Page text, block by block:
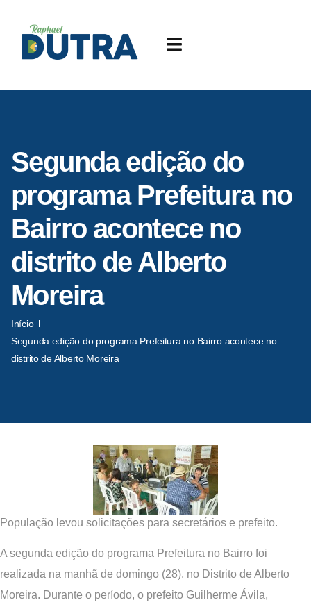
Segunda edição do
programa Prefeitura no
Bairro acontece no
distrito de Alberto
Moreira
Início
Segunda edição do programa Prefeitura no Bairro acontece no
distrito de Alberto Moreira
População levou solicitações para secretários e prefeito.
A segunda edição do programa Prefeitura no Bairro foi
realizada na manhã de domingo (28), no Distrito de Alberto
Moreira. Durante o período, o prefeito Guilherme Ávila,